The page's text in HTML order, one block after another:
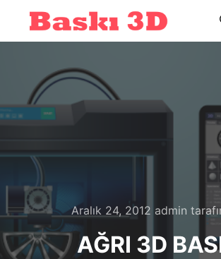
Aralık 24, 2012 admin
AĞRI 3D